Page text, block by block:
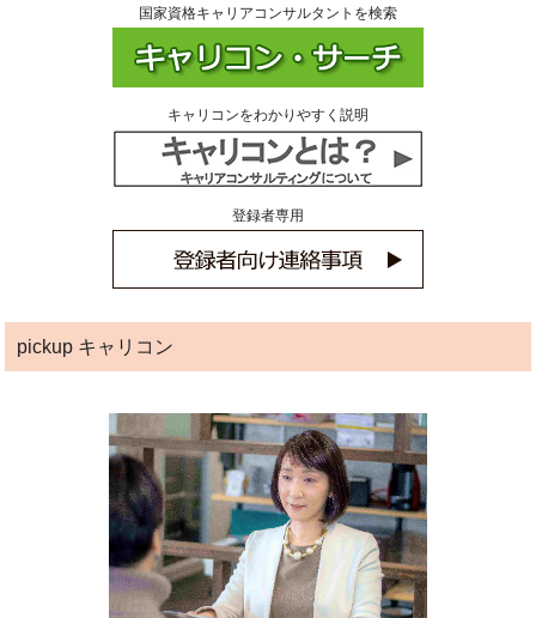
国家資格キャリアコンサルタントを検索
キャリコンをわかりやすく説明
登録者専用
pickup キャリコン